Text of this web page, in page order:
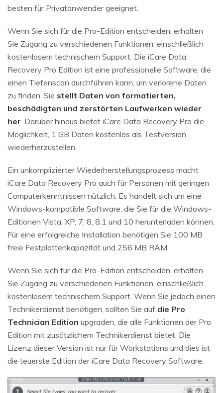
besten für Privatanwender geeignet.
Wenn Sie sich für die Pro-Edition entscheiden, erhalten
Sie Zugang zu verschiedenen Funktionen, einschließlich
kostenlosem technischem Support. Die iCare Data
Recovery Pro Edition ist eine professionelle Software, die
einen Tiefenscan durchführen kann, um verlorene Daten
zu finden. Sie stellt Daten von formatierten,
beschädigten und zerstörten Laufwerken wieder
her . Darüber hinaus bietet iCare Data Recovery Pro die
Möglichkeit, 1 GB Daten kostenlos als Testversion
wiederherzustellen.
Ein unkomplizierter Wiederherstellungsprozess macht
iCare Data Recovery Pro auch für Personen mit geringen
Computerkenntnissen nützlich. Es handelt sich um eine
Windows-kompatible Software, die Sie für die Windows-
Editionen Vista, XP, 7, 8, 8.1 und 10 herunterladen können.
Für eine erfolgreiche Installation benötigen Sie 100 MB
freie Festplattenkapazität und 256 MB RAM.
Wenn Sie sich für die Pro-Edition entscheiden, erhalten
Sie Zugang zu verschiedenen Funktionen, einschließlich
kostenlosem technischem Support. Wenn Sie jedoch einen
Technikerdienst benötigen, sollten Sie auf die Pro
Technician Edition upgraden, die alle Funktionen der Pro
Edition mit zusätzlichem Technikerdienst bietet. Die
Lizenz dieser Version ist nur für Workstations und dies ist
die teuerste Edition der iCare Data Recovery Software.